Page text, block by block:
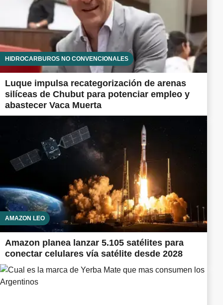
HIDROCARBUROS NO CONVENCIONALES
Luque impulsa recategorización de arenas
silíceas de Chubut para potenciar empleo y
abastecer Vaca Muerta
AMAZON LEO
Amazon planea lanzar 5.105 satélites para
conectar celulares vía satélite desde 2028